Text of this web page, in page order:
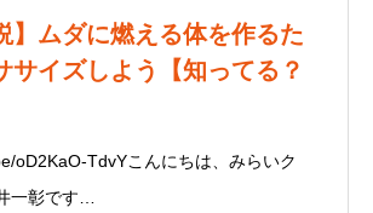
】ムダに燃える体を作るた
サイズしよう【知ってる？
oD2KaO-TdvYこんにちは、みらいク
一彰です…